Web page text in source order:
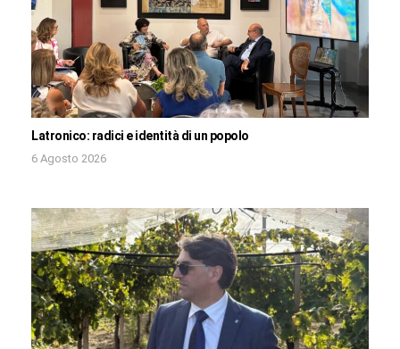
Latronico: radici e identità di un popolo
6 Agosto 2026